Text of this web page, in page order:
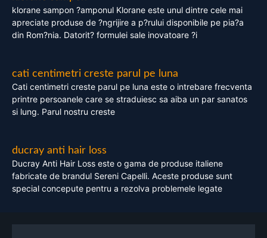
klorane sampon ?amponul Klorane este unul dintre cele mai
apreciate produse de ?ngrijire a p?rului disponibile pe pia?a
din Rom?nia. Datorit? formulei sale inovatoare ?i
cati centimetri creste parul pe luna
Cati centimetri creste parul pe luna este o intrebare frecventa
printre persoanele care se straduiesc sa aiba un par sanatos
si lung. Parul nostru creste
ducray anti hair loss
Ducray Anti Hair Loss este o gama de produse italiene
fabricate de brandul Sereni Capelli. Aceste produse sunt
special concepute pentru a rezolva problemele legate